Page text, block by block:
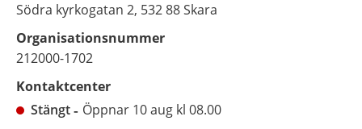
Södra kyrkogatan 2, 532 88 Skara
Organisationsnummer
212000-1702
Kontaktcenter
Stängt
Öppnar 10 aug kl 08.00